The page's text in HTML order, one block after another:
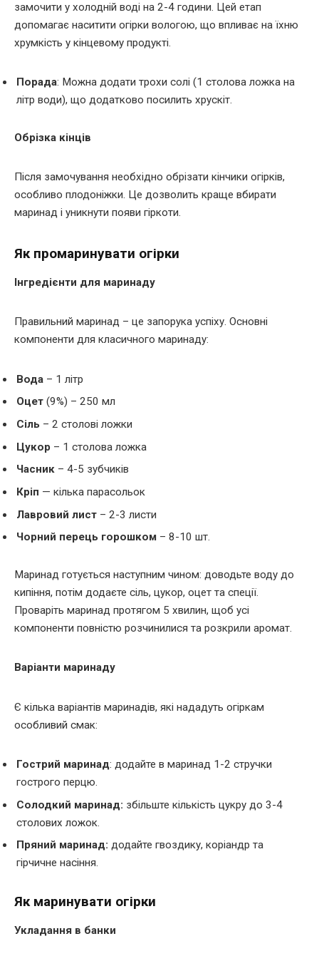
замочити у холодній воді на 2-4 години. Цей етап
допомагає наситити огірки вологою, що впливає на їхню
хрумкість у кінцевому продукті.
Порада: Можна додати трохи солі (1 столова ложка на
літр води), що додатково посилить хрускіт.
Обрізка кінців
Після замочування необхідно обрізати кінчики огірків,
особливо плодоніжки. Це дозволить краще вбирати
маринад і уникнути появи гіркоти.
Як промаринувати огірки
Інгредієнти для маринаду
Правильний маринад – це запорука успіху. Основні
компоненти для класичного маринаду:
Вода – 1 літр
Оцет (9%) – 250 мл
Сіль – 2 столові ложки
Цукор – 1 столова ложка
Часник – 4-5 зубчиків
Кріп — кілька парасольок
Лавровий лист – 2-3 листи
Чорний перець горошком – 8-10 шт.
Маринад готується наступним чином: доводьте воду до
кипіння, потім додаєте сіль, цукор, оцет та спеції.
Проваріть маринад протягом 5 хвилин, щоб усі
компоненти повністю розчинилися та розкрили аромат.
Варіанти маринаду
Є кілька варіантів маринадів, які нададуть огіркам
особливий смак:
Гострий маринад: додайте в маринад 1-2 стручки
гострого перцю.
Солодкий маринад: збільште кількість цукру до 3-4
столових ложок.
Пряний маринад: додайте гвоздику, коріандр та
гірчичне насіння.
Як маринувати огірки
Укладання в банки